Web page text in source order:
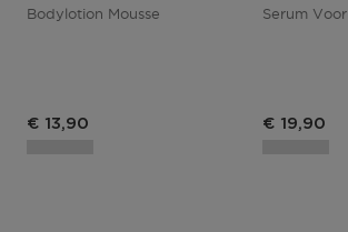
Bodylotion Mousse
€ 13,90
Serum
€ 19,90